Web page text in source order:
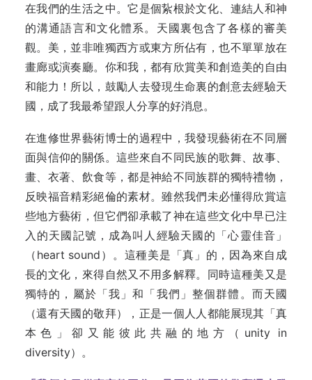
在我們的生活之中。它是個紥根於文化、連結人和神
的溝通語言和文化體系。天國裏包含了各樣的審美
觀。美，並非唯獨西方或東方所佔有，也不單單放在
畫廊或演奏廳。你和我，都有欣賞美和創造美的自由
和能力！所以，鼓勵人去發現生命裏的創意去經驗天
國，成了我最希望跟人分享的好消息。
在進修世界藝術博士的過程中，我發現藝術在不同層
面與信仰的關係。這些來自不同民族的歌舞、故事、
畫、衣著、飲食等，都是神給不同族群的獨特禮物，
反映福音精彩絕倫的素材。雖然我們未必懂得欣賞這
些地方藝術，但它們卻承載了神在這些文化中早已注
入的天國記號，成為叫人經驗天國的「心靈佳音」
（heart sound）。這種美是「真」的，因為來自成
長的文化，來得自然又不用多解釋。同時這種美又是
獨特的，屬於「我」和「我們」整個群體。而天國
（還有天國的敬拜），正是一個人人都能展現其「真
本色」卻又能彼此共融的地方（unity in
diversity）。